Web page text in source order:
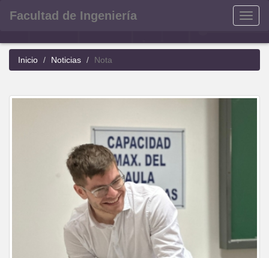
Menu
Facultad de Ingeniería
Inicio Noticias Nota